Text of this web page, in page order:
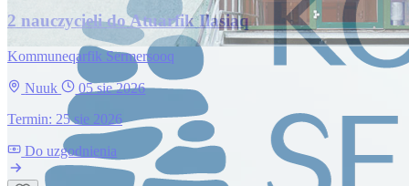
2 nauczycieli do Atuarfik Ilasiaq
Kommuneqarfik Sermersooq
Nuuk
05 sie 2026
Termin: 25 sie 2026
Do uzgodnienia